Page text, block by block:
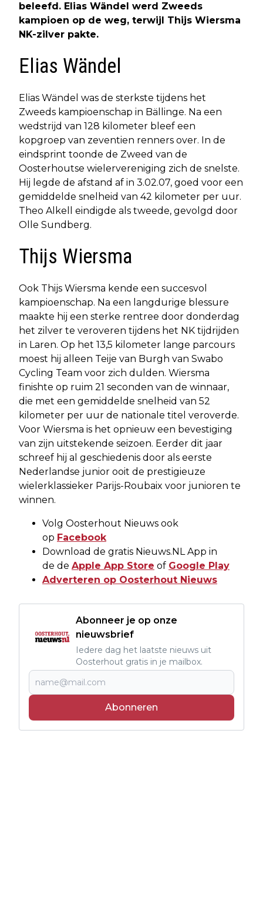
beleefd. Elias Wändel werd Zweeds
kampioen op de weg, terwijl Thijs Wiersma
NK-zilver pakte.
Elias Wändel
Elias Wändel was de sterkste tijdens het
Zweeds kampioenschap in Bällinge. Na een
wedstrijd van 128 kilometer bleef een
kopgroep van zeventien renners over. In de
eindsprint toonde de Zweed van de
Oosterhoutse wielervereniging zich de snelste.
Hij legde de afstand af in 3.02.07, goed voor een
gemiddelde snelheid van 42 kilometer per uur.
Theo Alkell eindigde als tweede, gevolgd door
Olle Sundberg.
Thijs Wiersma
Ook Thijs Wiersma kende een succesvol
kampioenschap. Na een langdurige blessure
maakte hij een sterke rentree door donderdag
het zilver te veroveren tijdens het NK tijdrijden
in Laren. Op het 13,5 kilometer lange parcours
moest hij alleen Teije van Burgh van Swabo
Cycling Team voor zich dulden. Wiersma
finishte op ruim 21 seconden van de winnaar,
die met een gemiddelde snelheid van 52
kilometer per uur de nationale titel veroverde.
Voor Wiersma is het opnieuw een bevestiging
van zijn uitstekende seizoen. Eerder dit jaar
schreef hij al geschiedenis door als eerste
Nederlandse junior ooit de prestigieuze
wielerklassieker Parijs-Roubaix voor junioren te
winnen.
Volg Oosterhout Nieuws ook
op Facebook
Download de gratis Nieuws.NL App in
de de Apple App Store of Google Play
Adverteren op Oosterhout Nieuws
Abonneer je op onze
nieuwsbrief
Iedere dag het laatste nieuws uit
Oosterhout gratis in je mailbox.
Abonneren